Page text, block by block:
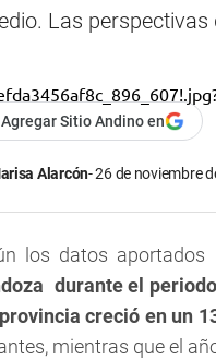
Las perspectivas
Agregar Sitio Andino en
Alarcón 26 de noviembre
los datos aportados
durante el
creció en un
mientras que el